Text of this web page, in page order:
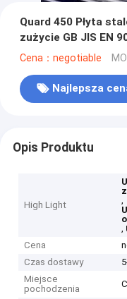
Quard 450 Płyta
zużycie GB JIS EN
Cena：negotiable
Najlepsza
Opis Produktu
High Light
,
,
Cena
Czas dostawy
Miejsce
pochodzenia